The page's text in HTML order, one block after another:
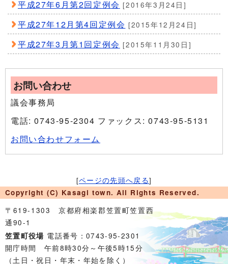
平成27年6月第2回定例会 [2016年3月24日]
平成27年12月第4回定例会 [2015年12月24日]
平成27年3月第1回定例会 [2015年11月30日]
お問い合わせ
議会事務局
電話: 0743-95-2304 ファックス: 0743-95-5131
お問い合わせフォーム
[ページの先頭へ戻る]
Copyright (C) Kasagi town. All Rights Reserved.
〒619-1303 京都府相楽郡笠置町笠置西
通90-1
笠置町役場 電話番号：0743-95-2301
開庁時間 午前8時30分～午後5時15分
（土日・祝日・年末・年始を除く）